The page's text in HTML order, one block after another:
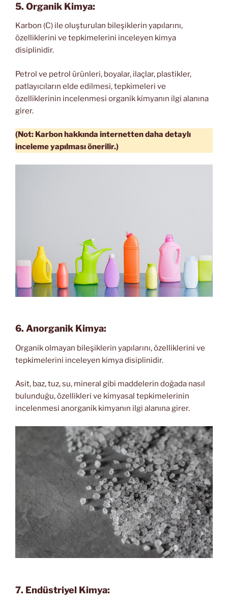
5. Organik Kimya:
Karbon (C) ile oluşturulan bileşiklerin yapılarını,
özelliklerini ve tepkimelerini inceleyen kimya
disiplinidir.
Petrol ve petrol ürünleri, boyalar, ilaçlar, plastikler,
patlayıcıların elde edilmesi, tepkimeleri ve
özelliklerinin incelenmesi organik kimyanın ilgi alanına
girer.
(Not: Karbon hakkında internetten daha detaylı
inceleme yapılması önerilir.)
6. Anorganik Kimya:
Organik olmayan bileşiklerin yapılarını, özelliklerini ve
tepkimelerini inceleyen kimya disiplinidir.
Asit, baz, tuz, su, mineral gibi maddelerin doğada nasıl
bulunduğu, özellikleri ve kimyasal tepkimelerinin
incelenmesi anorganik kimyanın ilgi alanına girer.
7. Endüstriyel Kimya: